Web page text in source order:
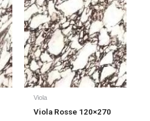
Viola
Viola Rosse 120×270